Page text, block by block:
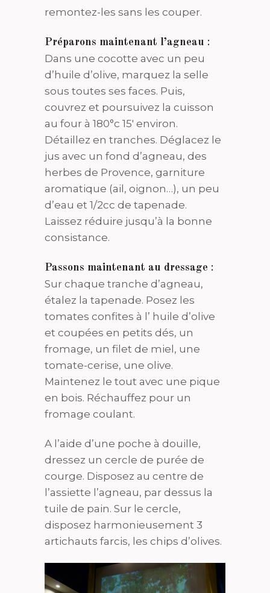
remontez-les sans les couper.
Préparons maintenant l’agneau :
Dans une cocotte avec un peu
d’huile d’olive, marquez la selle
sous toutes ses faces. Puis,
couvrez et poursuivez la cuisson
au four à 180°c 15′ environ.
Détaillez en tranches. Déglacez le
jus avec un fond d’agneau, des
herbes de Provence, garniture
aromatique (ail, oignon…), un peu
d’eau et 1/2cc de tapenade.
Laissez réduire jusqu’à la bonne
consistance.
Passons maintenant au dressage :
Sur chaque tranche d’agneau,
étalez la tapenade. Posez les
tomates confites à l’ huile d’olive
et coupées en petits dés, un
fromage, un filet de miel, une
tomate-cerise, une olive.
Maintenez le tout avec une pique
en bois. Réchauffez pour un
fromage coulant.
A l’aide d’une poche à douille,
dressez un cercle de purée de
courge. Disposez au centre de
l’assiette l’agneau, par dessus la
tuile de pain. Sur le cercle,
disposez harmonieusement 3
artichauts farcis, les chips d’olives.